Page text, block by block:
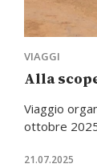
VIAGGI
Alla
Viaggio
ottobre
21.07.2025